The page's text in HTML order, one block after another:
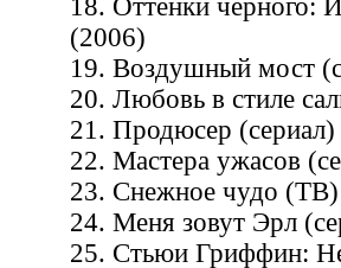
18. Оттенки черного:
(2006)
19. Воздушный мост
20. Любовь в стиле
21. Продюсер
22. Мастера ужасов
23. Снежное чудо
24. Меня зовут Эрл
25. Стьюи Гриффин: